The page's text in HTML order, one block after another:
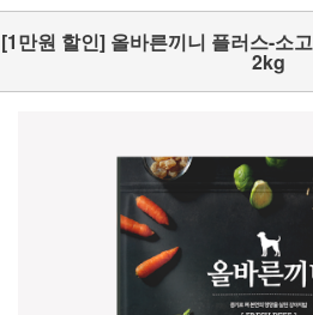
[1만원 할인] 올바른끼니 플러스-소
2kg